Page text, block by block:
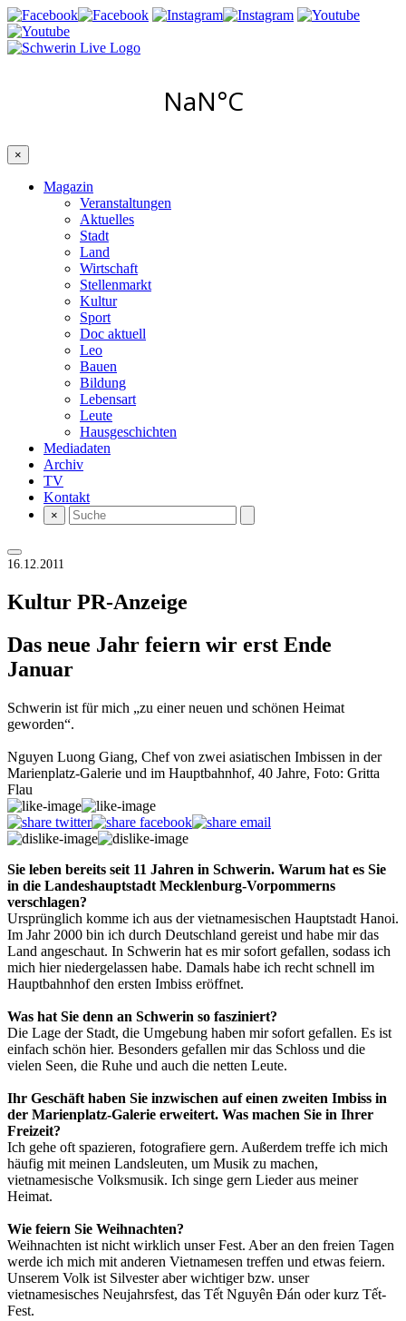
×
Magazin
Veranstaltungen
Aktuelles
Stadt
Land
Wirtschaft
Stellenmarkt
Kultur
Sport
Doc aktuell
Leo
Bauen
Bildung
Lebensart
Leute
Hausgeschichten
Mediadaten
Archiv
TV
Kontakt
×
16.12.2011
Kultur PR-Anzeige
Das neue Jahr feiern wir erst Ende
Januar
Schwerin ist für mich „zu einer neuen und schönen Heimat
geworden“.
Nguyen Luong Giang, Chef von zwei asiatischen Imbissen in der
Marienplatz-Galerie und im Hauptbahnhof, 40 Jahre, Foto: Gritta
Flau
Sie leben bereits seit 11 Jahren in Schwerin. Warum hat es Sie
in die Landeshauptstadt Mecklenburg-Vorpommerns
verschlagen?
Ursprünglich komme ich aus der vietnamesischen Hauptstadt Hanoi.
Im Jahr 2000 bin ich durch Deutschland gereist und habe mir das
Land angeschaut. In Schwerin hat es mir sofort gefallen, sodass ich
mich hier niedergelassen habe. Damals habe ich recht schnell im
Hauptbahnhof den ersten Imbiss eröffnet.
Was hat Sie denn an Schwerin so fasziniert?
Die Lage der Stadt, die Umgebung haben mir sofort gefallen. Es ist
einfach schön hier. Besonders gefallen mir das Schloss und die
vielen Seen, die Ruhe und auch die netten Leute.
Ihr Geschäft haben Sie inzwischen auf einen zweiten Imbiss in
der Marienplatz-Galerie erweitert. Was machen Sie in Ihrer
Freizeit?
Ich gehe oft spazieren, fotografiere gern. Außerdem treffe ich mich
häufig mit meinen Landsleuten, um Musik zu machen,
vietnamesische Volksmusik. Ich singe gern Lieder aus meiner
Heimat.
Wie feiern Sie Weihnachten?
Weihnachten ist nicht wirklich unser Fest. Aber an den freien Tagen
werde ich mich mit anderen Vietnamesen treffen und etwas feiern.
Unserem Volk ist Silvester aber wichtiger bzw. unser
vietnamesisches Neujahrsfest, das Tết Nguyên Đán oder kurz Tết-
Fest.